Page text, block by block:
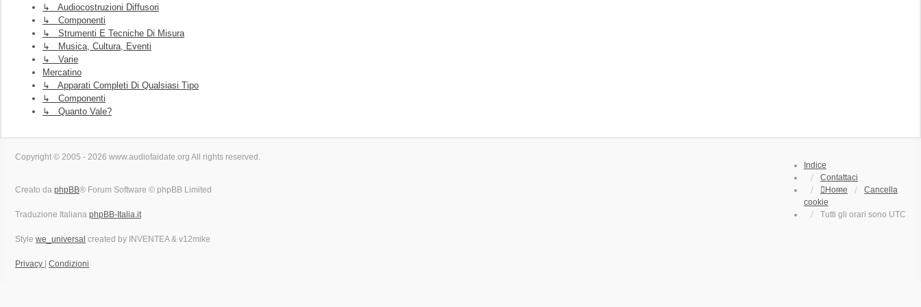
↳ Audiocostruzioni Diffusori
↳ Componenti
↳ Strumenti E Tecniche Di Misura
↳ Musica, Cultura, Eventi
↳ Varie
Mercatino
↳ Apparati Completi Di Qualsiasi Tipo
↳ Componenti
↳ Quanto Vale?
Indice
Contattaci
Home
Cancella
cookie
Tutti gli orari sono UTC
Copyright © 2005 - 2026 www.audiofaidate.org All rights reserved.
Creato da phpBB® Forum Software © phpBB Limited
Traduzione Italiana phpBB-Italia.it
Style we_universal created by INVENTEA & v12mike
Privacy | Condizioni